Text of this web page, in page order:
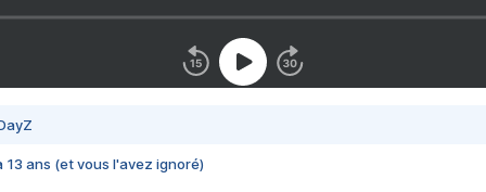
13 ans (et vous l'avez ignoré)